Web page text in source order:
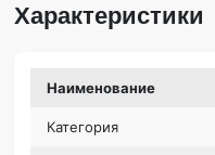
Характеристики
Наименование
Категория